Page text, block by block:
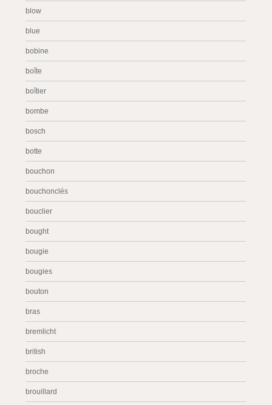
blow
blue
bobine
boîte
boîtier
bombe
bosch
botte
bouchon
bouchonclés
bouclier
bought
bougie
bougies
bouton
bras
bremlicht
british
broche
brouillard